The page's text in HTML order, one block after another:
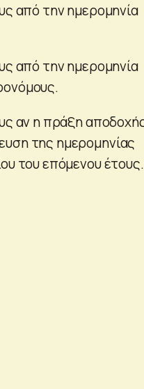
από την ημερομηνία
από την ημερομηνία
αν η πράξη
της ημερομηνίας
του επόμενου έτους.